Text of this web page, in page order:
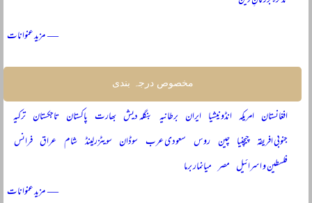
— مزید عنوانات
مخصوص درجہ بندی
افغانستان امریکہ انڈونیشیا ایران برطانیہ بنگلہ دیش بھارت پاکستان تاجکستان ترکیہ
جنوبی افریقہ چیچنیا چین روس سعودی عرب سوڈان سویٹزرلینڈ شام عراق فرانس
فلسطین و اسرائیل مصر میانمار برما
— مزید عنوانات